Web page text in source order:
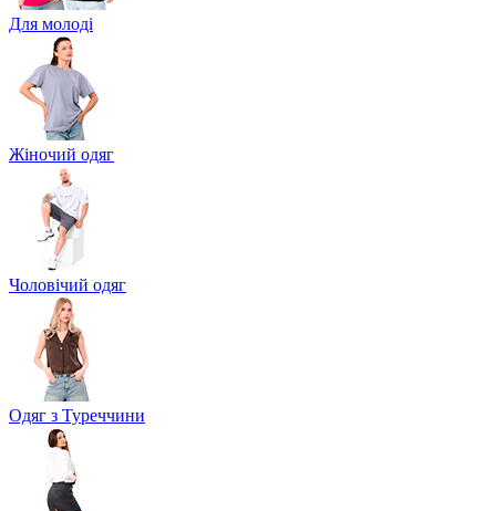
Для молоді
Жіночий одяг
Чоловічий одяг
Одяг з Туреччини